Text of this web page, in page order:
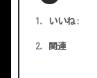
いいね:
関連